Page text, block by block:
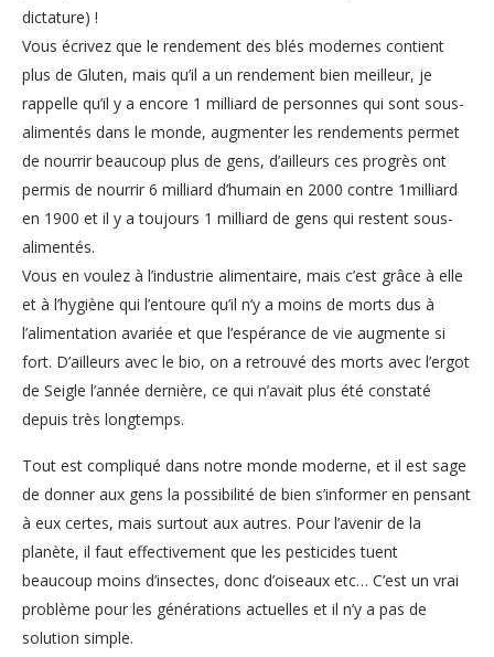
dictature) !
Vous écrivez que le rendement des blés modernes contient
plus de Gluten, mais qu’il a un rendement bien meilleur, je
rappelle qu’il y a encore 1 milliard de personnes qui sont sous-
alimentés dans le monde, augmenter les rendements permet
de nourrir beaucoup plus de gens, d’ailleurs ces progrès ont
permis de nourrir 6 milliard d’humain en 2000 contre 1milliard
en 1900 et il y a toujours 1 milliard de gens qui restent sous-
alimentés.
Vous en voulez à l’industrie alimentaire, mais c’est grâce à elle
et à l’hygiène qui l’entoure qu’il n’y a moins de morts dus à
l’alimentation avariée et que l’espérance de vie augmente si
fort. D’ailleurs avec le bio, on a retrouvé des morts avec l’ergot
de Seigle l’année dernière, ce qui n’avait plus été constaté
depuis très longtemps.
Tout est compliqué dans notre monde moderne, et il est sage
de donner aux gens la possibilité de bien s’informer en pensant
à eux certes, mais surtout aux autres. Pour l’avenir de la
planète, il faut effectivement que les pesticides tuent
beaucoup moins d’insectes, donc d’oiseaux etc… C’est un vrai
problème pour les générations actuelles et il n’y a pas de
solution simple.